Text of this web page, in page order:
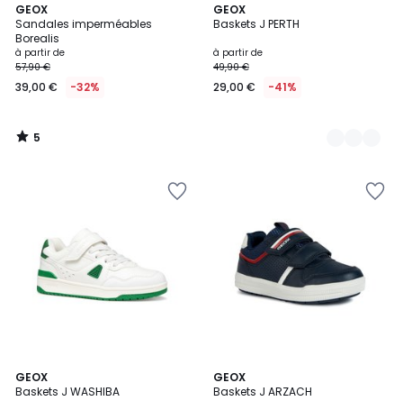
GEOX
Sandales imperméables
Borealis
à partir de
57,90 €
39,00 € -32%
5
/
5
5
/
GEOX
Baskets J PERTH
à partir de
49,90 €
29,00 € -41%
5
Couleurs
GEOX
Baskets J WASHIBA
3
Couleurs
GEOX
Baskets J ARZACH
5
/
2
Couleurs